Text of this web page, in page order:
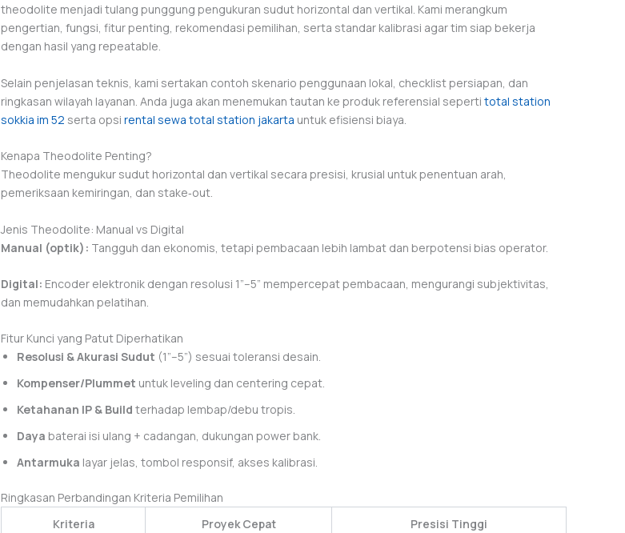
theodolite menjadi tulang punggung pengukuran sudut horizontal dan vertikal. Kami merangkum
pengertian, fungsi, fitur penting, rekomendasi pemilihan, serta standar kalibrasi agar tim siap bekerja
dengan hasil yang repeatable.
Selain penjelasan teknis, kami sertakan contoh skenario penggunaan lokal, checklist persiapan, dan
ringkasan wilayah layanan. Anda juga akan menemukan tautan ke produk referensial seperti total station
sokkia im 52 serta opsi rental sewa total station jakarta untuk efisiensi biaya.
Kenapa Theodolite Penting?
Theodolite mengukur sudut horizontal dan vertikal secara presisi, krusial untuk penentuan arah,
pemeriksaan kemiringan, dan stake‑out.
Jenis Theodolite: Manual vs Digital
Manual (optik): Tangguh dan ekonomis, tetapi pembacaan lebih lambat dan berpotensi bias operator.
Digital: Encoder elektronik dengan resolusi 1”–5” mempercepat pembacaan, mengurangi subjektivitas,
dan memudahkan pelatihan.
Fitur Kunci yang Patut Diperhatikan
Resolusi & Akurasi Sudut (1”–5”) sesuai toleransi desain.
Kompenser/Plummet untuk leveling dan centering cepat.
Ketahanan IP & Build terhadap lembap/debu tropis.
Daya baterai isi ulang + cadangan, dukungan power bank.
Antarmuka layar jelas, tombol responsif, akses kalibrasi.
Ringkasan Perbandingan Kriteria Pemilihan
Kriteria
Proyek Cepat Presisi Tinggi